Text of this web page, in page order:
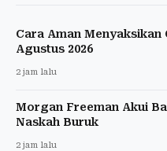
Cara Aman Menyaksikan
Agustus 2026
2 jam lalu
Morgan Freeman Akui
Naskah Buruk
2 jam lalu